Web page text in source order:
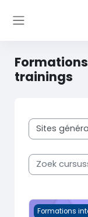
trainings
Zoek cursussen
Formations
Formations